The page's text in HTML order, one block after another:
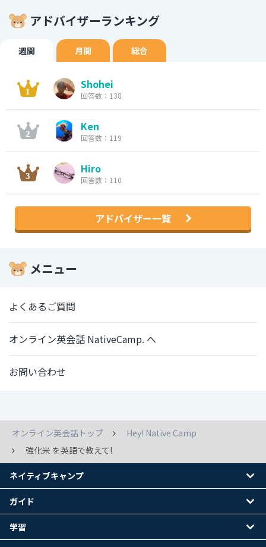
アドバイザーランキング
週間 月間 総合
Shohei
回答数：138
Ken
回答数：119
Hiro
回答数：110
アドバイザー一覧
メニュー
よくあるご質問
オンライン英会話 NativeCamp. へ
お問い合わせ
オンライン英会話トップ
Hey! Native Camp
強化米 を英語で教えて!
ネイティブキャンプ
ガイド
学習